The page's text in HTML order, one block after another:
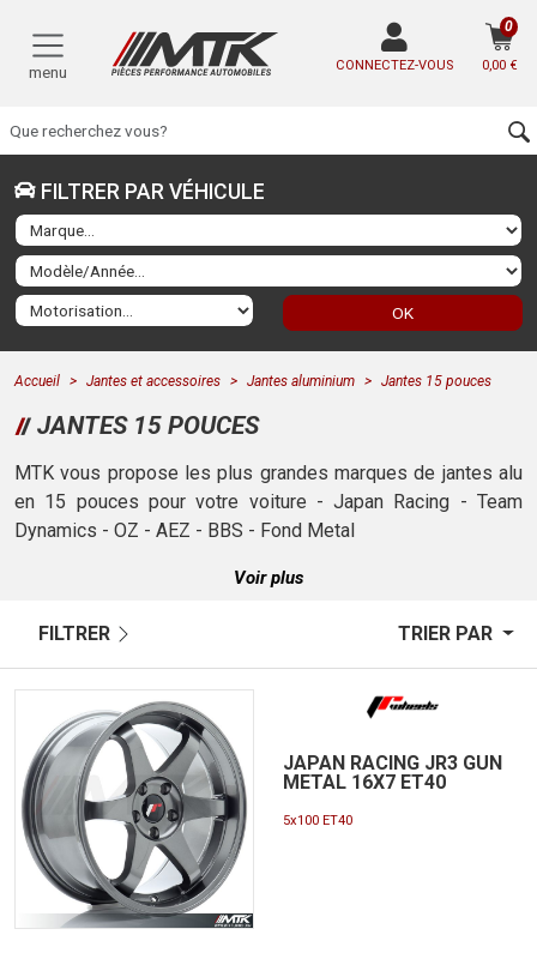
menu CONNECTEZ-VOUS 0,00 €
0
FILTRER PAR VÉHICULE
OK
Accueil Jantes et accessoires Jantes aluminium Jantes 15 pouces
JANTES 15 POUCES
MTK vous propose les plus grandes marques de jantes alu
en 15 pouces pour votre voiture - Japan Racing - Team
Dynamics - OZ - AEZ - BBS - Fond Metal
Voir plus
FILTRER TRIER PAR
JAPAN RACING JR3 GUN
METAL 16X7 ET40
5x100 ET40